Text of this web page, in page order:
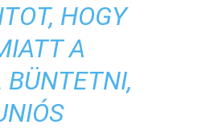
HOGY
A